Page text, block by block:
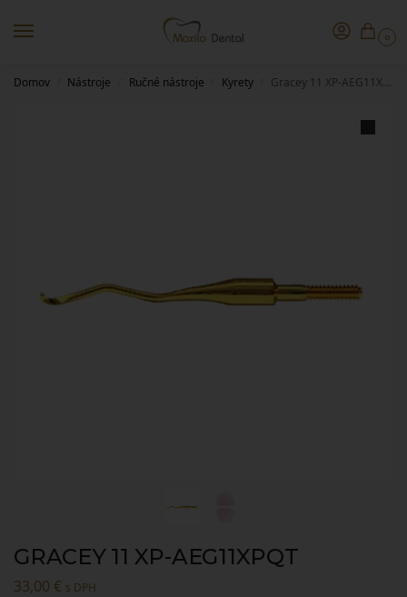
0
Domov Nástroje Ručné nástroje Kyrety Gracey 11 XP-AEG11XPQT
GRACEY 11 XP-AEG11XPQT
33,00 € s DPH